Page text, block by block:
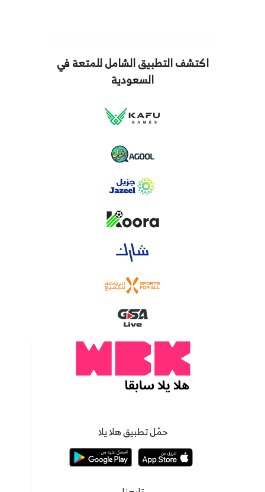
حمّل تطبيق هلا يلا
اكتشف التطبيق الشامل للمتعة في
السعودية